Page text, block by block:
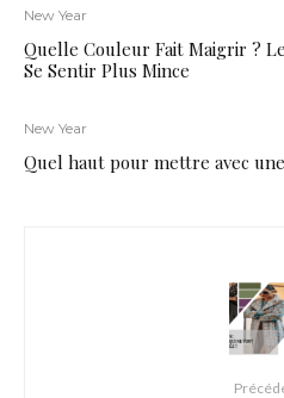
New Year
Quelle Couleur Fait Maigrir ?
Se Sentir Plus Mince
New Year
Quel haut pour mettre avec